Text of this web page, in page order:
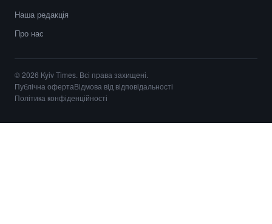
Наша редакція
Про нас
© 2026 Kyiv Times. Всі права захищені.
Публічна офертаВідмова від відповідальності
Політика конфіденційності